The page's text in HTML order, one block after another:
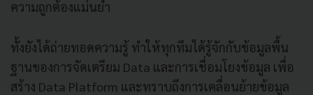
ความถูกต้องแม่นยำ
ทั้งยังได้ถ่ายทอดความรู้ ทำให้ทุกทีมได้รู้จักกับข้อมูลพื้น
ฐานของการจัดเตรียม Data และการเชื่อมโยงข้อมูล เพื่อ
สร้าง Data Platform และทราบถึงการเคลื่อนย้ายข้อมูล